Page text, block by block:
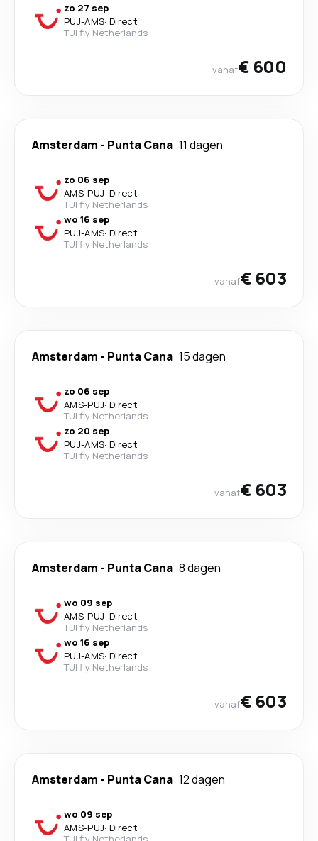
zo 27 sep
PUJ-AMS· Direct
TUI fly Netherlands
vanaf€ 600
Amsterdam - Punta Cana 11 dagen
zo 06 sep
AMS-PUJ· Direct
TUI fly Netherlands
wo 16 sep
PUJ-AMS· Direct
TUI fly Netherlands
vanaf€ 603
Amsterdam - Punta Cana 15 dagen
zo 06 sep
AMS-PUJ· Direct
TUI fly Netherlands
zo 20 sep
PUJ-AMS· Direct
TUI fly Netherlands
vanaf€ 603
Amsterdam - Punta Cana 8 dagen
wo 09 sep
AMS-PUJ· Direct
TUI fly Netherlands
wo 16 sep
PUJ-AMS· Direct
TUI fly Netherlands
vanaf€ 603
Amsterdam - Punta Cana 12 dagen
wo 09 sep
AMS-PUJ· Direct